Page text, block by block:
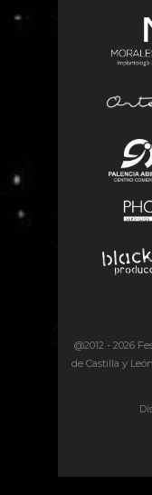
@2012 - 2026
de Castilla y